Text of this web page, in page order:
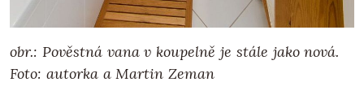
obr.: Pověstná vana v koupelně je stále jako nová.
Foto: autorka a Martin Zeman